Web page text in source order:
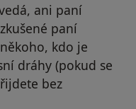
ani paní
paní
kdo je
dráhy (pokud se
bez